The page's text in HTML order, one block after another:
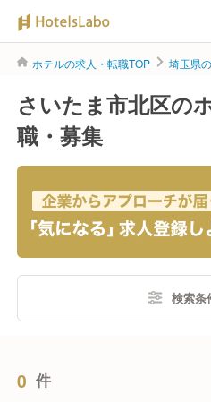
ホテルの求人・転職TOP 埼玉県
さいたま市北区の
職・募集
検索条
0 件